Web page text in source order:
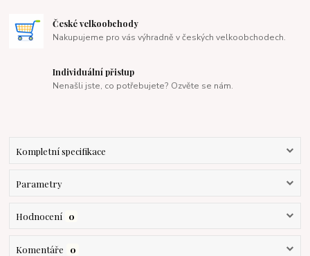
České velkoobchody
Nakupujeme pro vás výhradně v českých velkoobchodech.
Individuální přistup
Nenašli jste, co potřebujete? Ozvěte se nám.
Kompletní specifikace
Parametry
Hodnocení 0
Komentáře 0